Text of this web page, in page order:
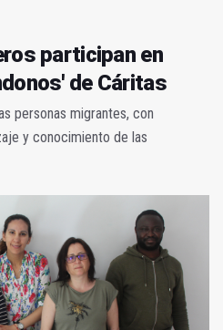
participan en
de Cáritas
personas migrantes, con
y conocimiento de las